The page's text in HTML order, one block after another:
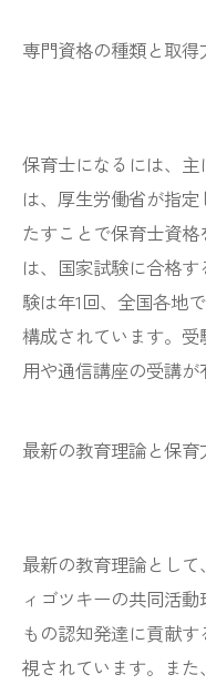
専門資格の種類と取得
保育士になるには、
は、厚生労働省が指
たすことで保育士資
は、国家試験に合格
験は年1回、全国各地
構成されています。
用や通信講座の受講が
最新の教育理論と保育
最新の教育理論とし
ィゴツキーの共同活
もの認知発達に貢献
視されています。ま